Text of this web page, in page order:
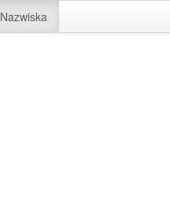
Nazwiska